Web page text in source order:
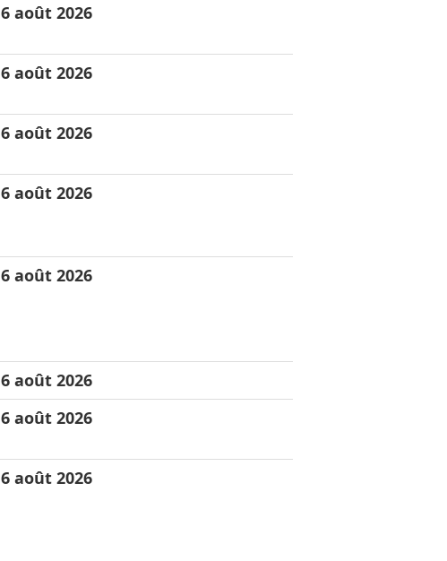
6 août 2026
6 août 2026
6 août 2026
6 août 2026
6 août 2026
6 août 2026
6 août 2026
6 août 2026